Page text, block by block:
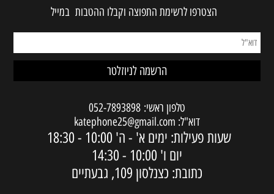
הצטרפו לרשימת התפוצה וקבלו ההטבות במייל
טלפון ראשי: 052-7893898
דוא"ל: katephone25@gmail.com
שעות פעילות: ימים א' - ה' 10:00 - 18:30
יום ו' 10:00 - 14:30
כתובת: כצנלסון 109, גבעתיים